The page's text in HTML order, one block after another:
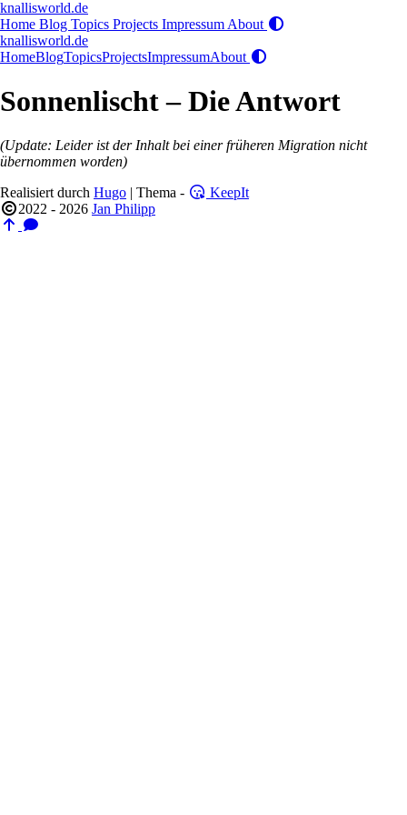
knallisworld.de
Home Blog Topics Projects Impressum About
knallisworld.de
HomeBlogTopicsProjectsImpressumAbout
Sonnenlischt – Die Antwort
(Update: Leider ist der Inhalt bei einer früheren Migration nicht
übernommen worden)
Realisiert durch Hugo | Thema -
KeepIt
2022 - 2026 Jan Philipp